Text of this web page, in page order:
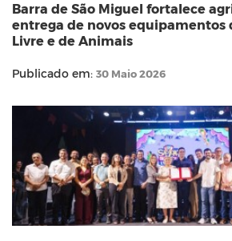
Barra de São Miguel fortalece
entrega de novos equipamentos
Livre e de Animais
Publicado em: 30 Maio 2026